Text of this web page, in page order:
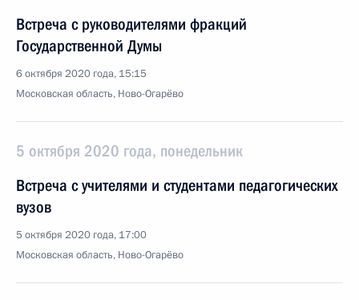
Встреча с руководителями фракций
Государственной Думы
6 октября 2020 года, 15:15
Московская область, Ново-Огарёво
5 октября 2020 года, понедельник
Встреча с учителями и студентами педагогических
вузов
5 октября 2020 года, 17:00
Московская область, Ново-Огарёво